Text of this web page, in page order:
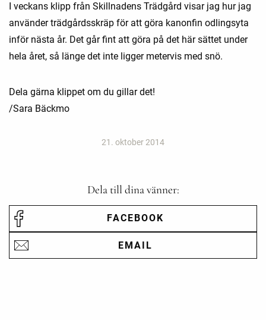
I veckans klipp från Skillnadens Trädgård visar jag hur jag
använder trädgårdsskräp för att göra kanonfin odlingsyta
inför nästa år. Det går fint att göra på det här sättet under
hela året, så länge det inte ligger metervis med snö.
Dela gärna klippet om du gillar det!
/Sara Bäckmo
21. oktober 2014
Dela till dina vänner:
FACEBOOK
EMAIL